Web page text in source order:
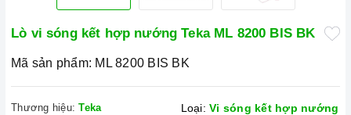
Lò vi sóng kết hợp nướng Teka ML 8200 BIS BK
Mã sản phẩm: ML 8200 BIS BK
Thương hiệu: Teka
Loại: Vi sóng kết hợp nướng